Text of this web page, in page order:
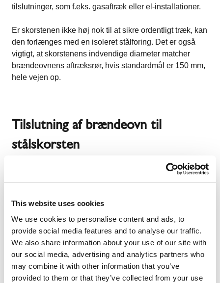
This website uses cookies
We use cookies to personalise content and ads, to
provide social media features and to analyse our traffic.
We also share information about your use of our site with
our social media, advertising and analytics partners who
may combine it with other information that you’ve
provided to them or that they’ve collected from your use
tilslutninger, som f.eks. gasaftræk eller el-installationer.
Er skorstenen ikke høj nok til at sikre ordentligt træk, kan
den forlænges med en isoleret stålforing. Det er også
vigtigt, at skorstenens indvendige diameter matcher
brændeovnens aftræksrør, hvis standardmål er 150 mm,
hele vejen op.
Tilslutning af brændeovn til
stålskorsten
De seneste år er kravene til brændeovnsinstallationer
stålskorstene . En stålskorsten skal være mindst 1 meter
over nærmeste vindue, dør eller ventilationsindtag inden
for en radius af 15 meter. Ved taghældninger mellem 0
og 20 grader skal skorstenen enten rage mindst 40 cm
over tagryggen eller være placeret 1 meter fra tagfladen.
Ved hældninger over 20 grader skal skorstenen være
mindst 2,3 meter horisontalt fra tagfladen, hvis den ikke